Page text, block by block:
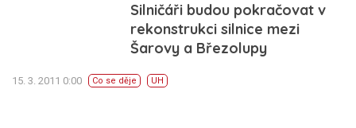
Silničáři budou pokračovat v
rekonstrukci silnice mezi
Šarovy a Březolupy
15. 3. 2011 0:00 Co se děje UH